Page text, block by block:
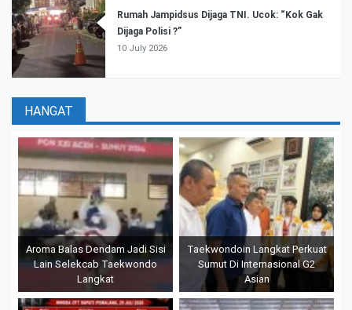
Rumah Jampidsus Dijaga TNI. Ucok: “Kok Gak
Dijaga Polisi ?”
10 July 2026
HANGAT
Aroma Balas Dendam Jadi Sisi
Lain Selekcab Taekwondo
Langkat
Taekwondoin Langkat Perkuat
Sumut Di Internasional G2
Asian